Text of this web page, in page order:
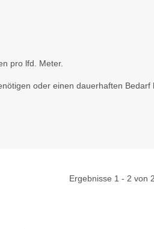
pro lfd. Meter.
oder einen dauerhaften Bedarf
Ergebnisse 1 - 2 von 2